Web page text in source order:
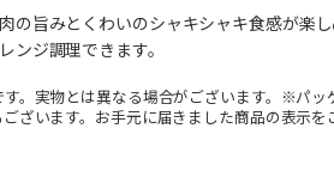
の旨みとくわいのシャキシャキ食感が楽
ンジ調理できます。
。実物とは異なる場合がございます。※パ
ざいます。お手元に届きました商品の表示を